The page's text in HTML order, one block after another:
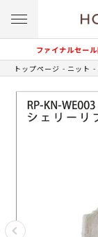
ファイナルセー
トップページ ニット